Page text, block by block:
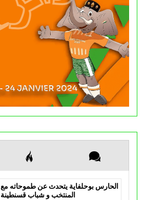
الحارس بوحلفاية يتحدث عن طموحاته مع
المنتخب و شباب قسنطينة